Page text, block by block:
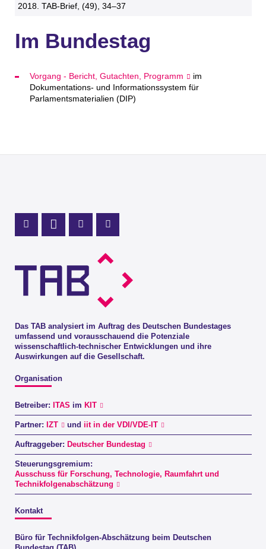
2018. TAB-Brief, (49), 34–37
Im Bundestag
Vorgang - Bericht, Gutachten, Programm
im
Dokumentations- und Informationssystem für
Parlamentsmaterialien (DIP)
Das TAB analysiert im Auftrag des Deutschen Bundestages
umfassend und vorausschauend die Potenziale
wissenschaftlich-technischer Entwicklungen und ihre
Auswirkungen auf die Gesellschaft.
Organisation
Betreiber: ITAS im KIT
Partner: IZT und iit in der VDI/VDE-IT
Auftraggeber: Deutscher Bundestag
Steuerungsgremium:
Ausschuss für Forschung, Technologie, Raumfahrt und
Technikfolgenabschätzung
Kontakt
Büro für Technikfolgen-Abschätzung beim Deutschen
Profil Mastodon
LinkedIn Profil
Instagram Profil
Youtube Profil